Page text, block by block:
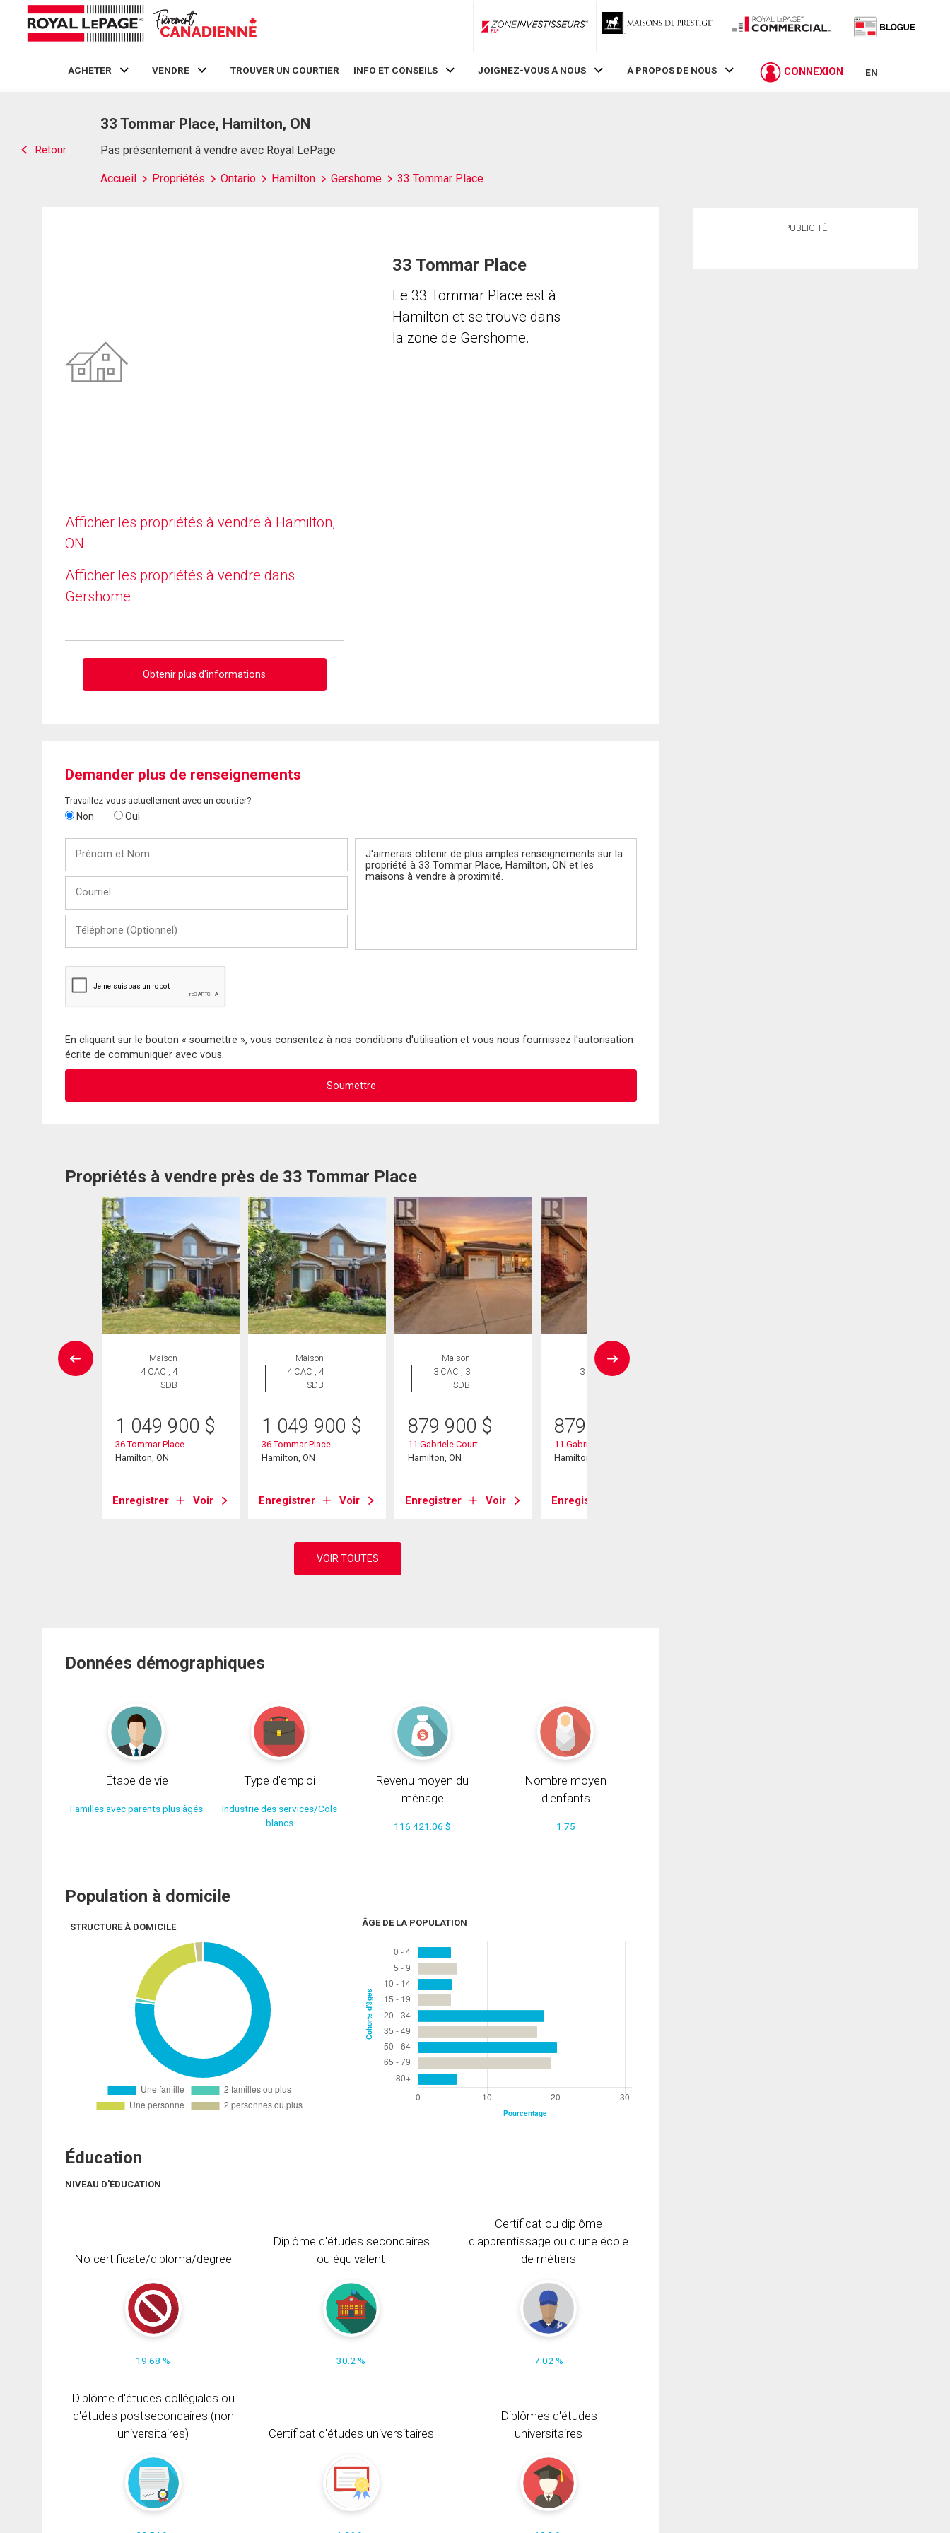
ZoneInvestisseurs RLP
ACHETER VENDRE TROUVER UN COURTIER INFO ET CONSEILS JOIGNEZ-VOUS À NOUS À PROPOS DE NOUS CONNEXION EN
Retour
33 Tommar Place, Hamilton, ON
Pas présentement à vendre avec Royal LePage
Accueil Propriétés Ontario Hamilton Gershome 33 Tommar Place
Afficher les propriétés à vendre à Hamilton,
ON
Afficher les propriétés à vendre dans
Gershome
Obtenir plus d'informations
33 Tommar Place
Le 33 Tommar Place est à
Hamilton et se trouve dans
la zone de Gershome.
Demander plus de renseignements
Travaillez-vous actuellement avec un courtier?
Non Oui
Nom
(Optionnel)
En cliquant sur le bouton « soumettre », vous consentez à nos conditions d'utilisation et vous nous fournissez l'autorisation
écrite de communiquer avec vous.
Propriétés à vendre près de 33 Tommar Place
Maison
4 CAC , 4
SDB
1 049 900 $
36 Tommar Place
Hamilton, ON
Enregistrer Voir
Maison
4 CAC , 4
SDB
1 049 900 $
36 Tommar Place
Hamilton, ON
Enregistrer Voir
Maison
3 CAC , 3
SDB
879 900 $
11 Gabriele Court
Hamilton, ON
Enregistrer Voir
Maison
3 CAC , 3
879 900
11 Gabriele Court
Hamilton, ON
Enregistrer
Données démographiques
Étape de vie
Familles avec parents plus âgés
Type d'emploi
Industrie des services/Cols
blancs
Revenu moyen du
ménage
116 421.06 $
Nombre moyen
d'enfants
1.75
Population à domicile
STRUCTURE À DOMICILE ÂGE DE LA POPULATION
Éducation
NIVEAU D'ÉDUCATION
No certificate/diploma/degree
19.68 %
Diplôme d'études secondaires
ou équivalent
30.2 %
Certificat ou diplôme
d'apprentissage ou d'une école
de métiers
7.02 %
Diplôme d'études collégiales ou
d'études postsecondaires (non
universitaires)
Certificat d'études universitaires
Diplômes d'études
universitaires
PUBLICITÉ